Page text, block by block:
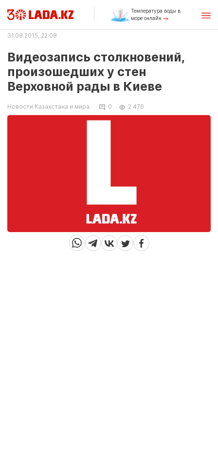
Температура воды в
море онлайн
31.08.2015, 22:08
Видеозапись столкновений,
произошедших у стен
Верховной рады в Киеве
Новости Казахстана и мира 0 2 476